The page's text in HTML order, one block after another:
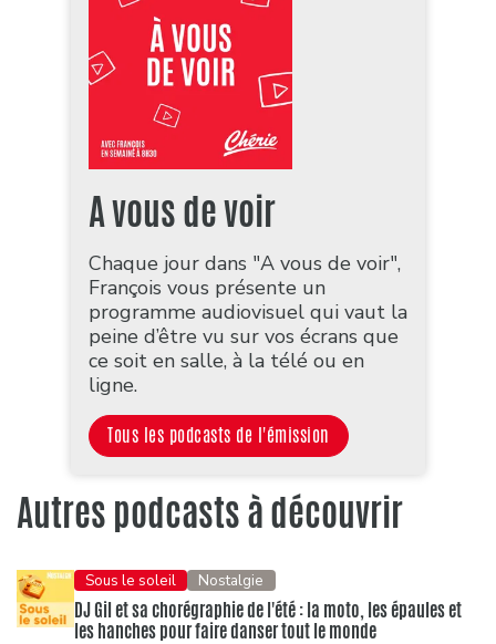
A vous de voir
Chaque jour dans "A vous de voir",
François vous présente un
programme audiovisuel qui vaut la
peine d’être vu sur vos écrans que
ce soit en salle, à la télé ou en
ligne.
Tous les podcasts de l'émission
Autres podcasts à découvrir
Sous le soleil Nostalgie
DJ Gil et sa chorégraphie de l'été : la moto, les épaules et
les hanches pour faire danser tout le monde